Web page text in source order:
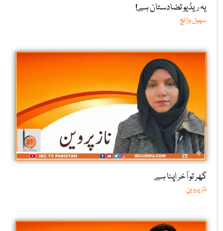
یہ ریڈیو تضادستان ہے!
سہیل وڑائچ
گھر تو آخر اپنا ہے
ناز پروین